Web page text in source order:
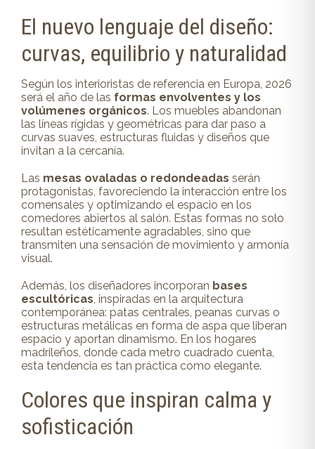
El nuevo lenguaje del diseño:
curvas, equilibrio y naturalidad
Según los interioristas de referencia en Europa, 2026
será el año de las formas envolventes y los
volúmenes orgánicos. Los muebles abandonan
las líneas rígidas y geométricas para dar paso a
curvas suaves, estructuras fluidas y diseños que
invitan a la cercanía.
Las mesas ovaladas o redondeadas serán
protagonistas, favoreciendo la interacción entre los
comensales y optimizando el espacio en los
comedores abiertos al salón. Estas formas no solo
resultan estéticamente agradables, sino que
transmiten una sensación de movimiento y armonía
visual.
Además, los diseñadores incorporan bases
escultóricas , inspiradas en la arquitectura
contemporánea: patas centrales, peanas curvas o
estructuras metálicas en forma de aspa que liberan
espacio y aportan dinamismo. En los hogares
madrileños, donde cada metro cuadrado cuenta,
esta tendencia es tan práctica como elegante.
Colores que inspiran calma y
sofisticación